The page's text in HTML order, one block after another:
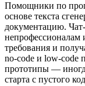
Помощники по
основе текста
документацию.
непрофессионалам
требования и
no‑code и low‑code
прототипы —
старта с пустого